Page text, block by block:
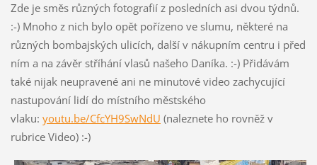
Zde je směs různých fotografií z posledních asi dvou týdnů.
:-) Mnoho z nich bylo opět pořízeno ve slumu, některé na
různých bombajských ulicích, další v nákupním centru i před
ním a na závěr stříhání vlasů našeho Daníka. :-) Přidávám
také nijak neupravené ani ne minutové video zachycující
nastupování lidí do místního městského
vlaku: youtu.be/CfcYH9SwNdU (naleznete ho rovněž v
rubrice Video) :-)